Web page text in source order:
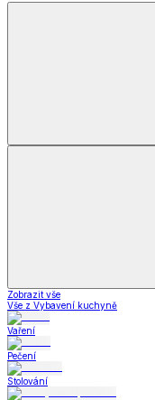
Zobrazit vše
Vše z Vybavení kuchyně
Vaření
Pečení
Stolování